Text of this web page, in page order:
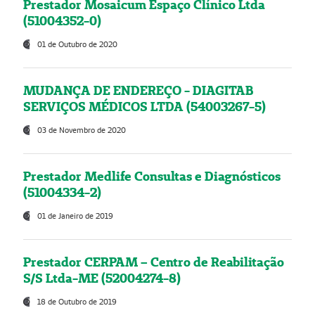
Prestador Mosaicum Espaço Clínico Ltda
(51004352-0)
01 de Outubro de 2020
MUDANÇA DE ENDEREÇO - DIAGITAB
SERVIÇOS MÉDICOS LTDA (54003267-5)
03 de Novembro de 2020
Prestador Medlife Consultas e Diagnósticos
(51004334-2)
01 de Janeiro de 2019
Prestador CERPAM – Centro de Reabilitação
S/S Ltda-ME (52004274-8)
18 de Outubro de 2019